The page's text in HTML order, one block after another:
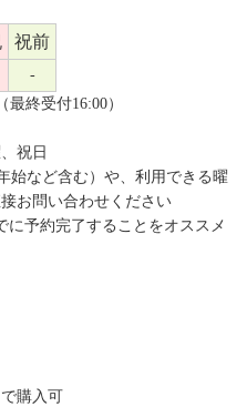
祝前
-
最終受付16:00）
祝日
始など含む）や、利用できる曜
お問い合わせください
予約完了することをオススメ
購入可